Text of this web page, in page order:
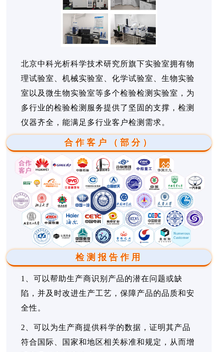
北京中科光析科学技术研究所旗下实验室拥有物
理试验室、机械实验室、化学试验室、生物实验
室以及微生物实验室等多个检验检测实验室，为
多行业的检验检测服务提供了坚固的支撑，检测
仪器齐全，能满足多行业客户检测需求。
合作客户（部分）
检测报告作用
1、可以帮助生产商识别产品的潜在问题或缺
陷，并及时改进生产工艺，保障产品的品质和安
全性。
2、可以为生产商提供科学的数据，证明其产品
符合国际、国家和地区相关标准和规定，从而增